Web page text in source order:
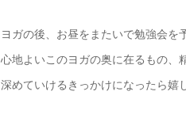
ヨガの後、お昼をまたいで勉強会を
心地よいこのヨガの奥に在るもの、
深めていけるきっかけになったら嬉